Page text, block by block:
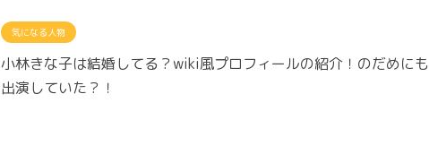
気になる人物
小林きな子は結婚してる？wiki風プロフィールの紹介！のだめにも
出演していた？！